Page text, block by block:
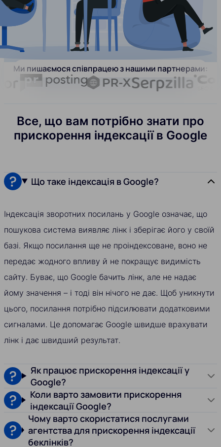
Ми пишаємося співпрацею з нашими партнерами:
Все, що вам потрібно знати про
прискорення індексації в Google
Що таке індексація в Google?
Індексація зворотних посилань у Google означає, що
пошукова система виявляє лінк і зберігає його у своїй
базі. Якщо посилання ще не проіндексоване, воно не
передає жодного впливу й не покращує видимість
сайту. Буває, що Google бачить лінк, але не надає
йому значення – і тоді він нічого не дає. Щоб уникнути
цього, посилання потрібно підсилювати додатковими
сигналами. Це допомагає Google швидше врахувати
лінк і дає швидший результат.
Як працює прискорення індексації у
Google?
Коли варто замовити прискорення
індексації Google?
Чому варто скористатися послугами
агентства для прискорення індексації
беклінків?